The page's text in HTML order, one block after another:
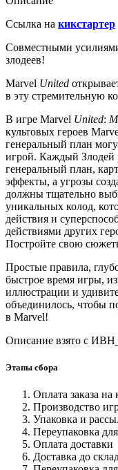
Ссылка на кикстартер
Совместными
злодеев!
Marvel United
в эту стремительную
В игре Marvel United:
культовых героев
генеральный план
игрой. Каждый Злодей
генеральный план,
эффекты, а угрозы
должны тщательно
уникальных колод,
действия и
действиями других
Постройте свою
Простые правила,
быстрое время игры,
иллюстрации и
объединилось, чтобы
в Marvel!
Описание взято с
Этапы сбора
Оплата заказа на
Производство
Упаковка и
Переупаковка
Оплата доставки
Доставка до